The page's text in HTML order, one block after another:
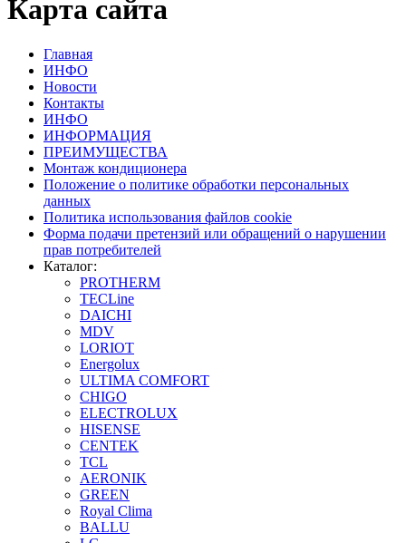
Карта сайта
Главная
ИНФО
Новости
Контакты
ИНФО
ИНФОРМАЦИЯ
ПРЕИМУЩЕСТВА
Монтаж кондиционера
Положение о политике обработки персональных
данных
Политика использования файлов cookie
Форма подачи претензий или обращений о нарушении
прав потребителей
Каталог:
PROTHERM
TECLine
DAICHI
MDV
LORIOT
Energolux
ULTIMA COMFORT
CHIGO
ELECTROLUX
HISENSE
CENTEK
TCL
AERONIK
GREEN
Royal Clima
BALLU